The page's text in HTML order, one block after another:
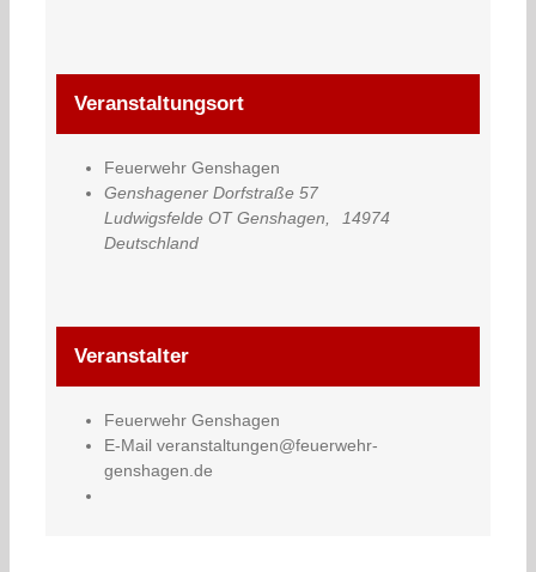
Veranstaltungsort
Feuerwehr Genshagen
Genshagener Dorfstraße 57
Ludwigsfelde OT Genshagen
14974
Deutschland
Veranstalter
Feuerwehr Genshagen
E-Mail veranstaltungen@feuerwehr-
genshagen.de